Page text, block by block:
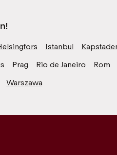
Istanbul
Prag Rio de Janeiro
Rom
Warszawa